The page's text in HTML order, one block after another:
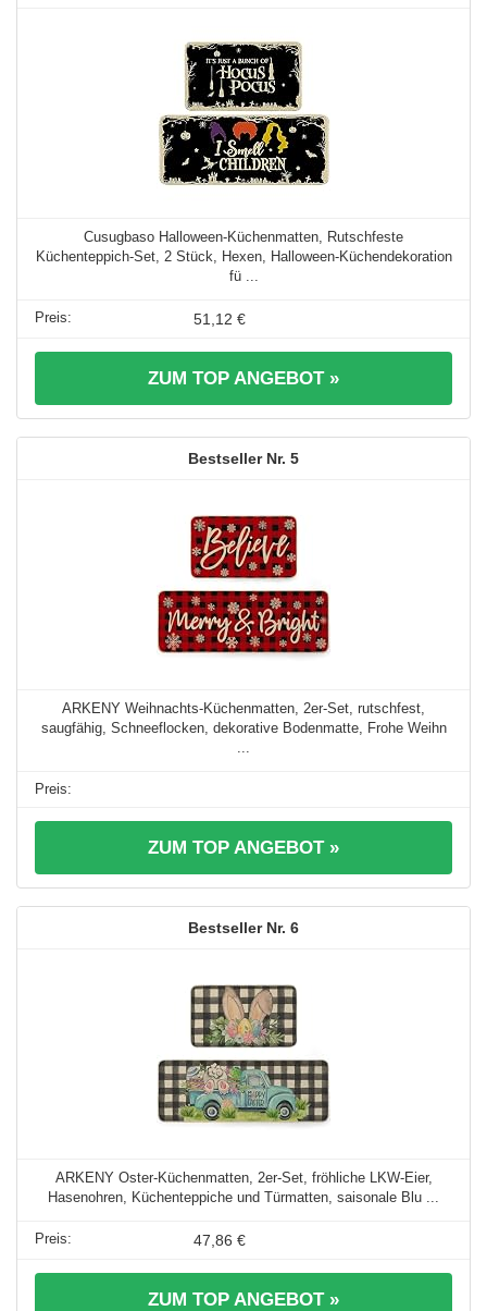
Cusugbaso Halloween-Küchenmatten, Rutschfeste
Küchenteppich-Set, 2 Stück, Hexen, Halloween-Küchendekoration
fü ...
51,12 €
ZUM TOP ANGEBOT »
5
ARKENY Weihnachts-Küchenmatten, 2er-Set, rutschfest,
saugfähig, Schneeflocken, dekorative Bodenmatte, Frohe Weihn
ZUM TOP ANGEBOT »
6
ARKENY Oster-Küchenmatten, 2er-Set, fröhliche LKW-Eier,
Hasenohren, Küchenteppiche und Türmatten, saisonale Blu ...
47,86 €
ZUM TOP ANGEBOT »